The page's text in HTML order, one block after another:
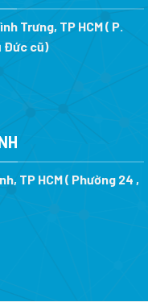
Trưng, TP HCM ( P.
Đức cũ)
TP HCM ( Phường 24 ,